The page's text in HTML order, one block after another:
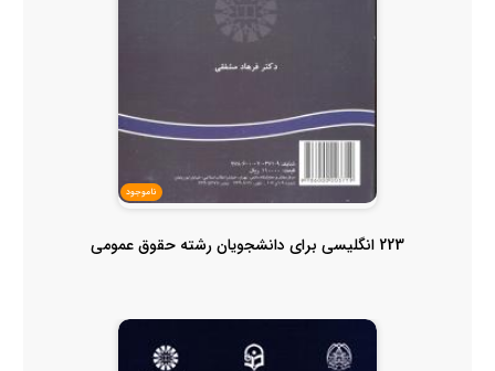
ناموجود
223 انگلیسی برای دانشجویان رشته حقوق عمومی